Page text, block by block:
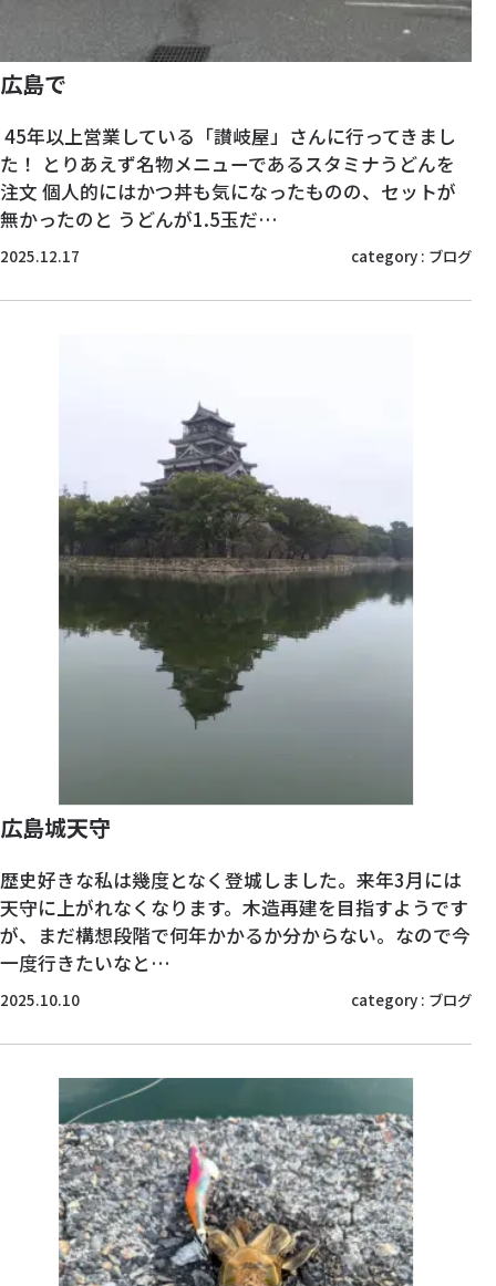
広島で
45年以上営業している「讃岐屋」さんに行ってきまし
た！ とりあえず名物メニューであるスタミナうどんを
注文 個人的にはかつ丼も気になったものの、セットが
無かったのと うどんが1.5玉だ…
2025.12.17 category : ブログ
広島城天守
歴史好きな私は幾度となく登城しました。来年3月には
天守に上がれなくなります。木造再建を目指すようです
が、まだ構想段階で何年かかるか分からない。なので今
一度行きたいなと…
2025.10.10 category : ブログ